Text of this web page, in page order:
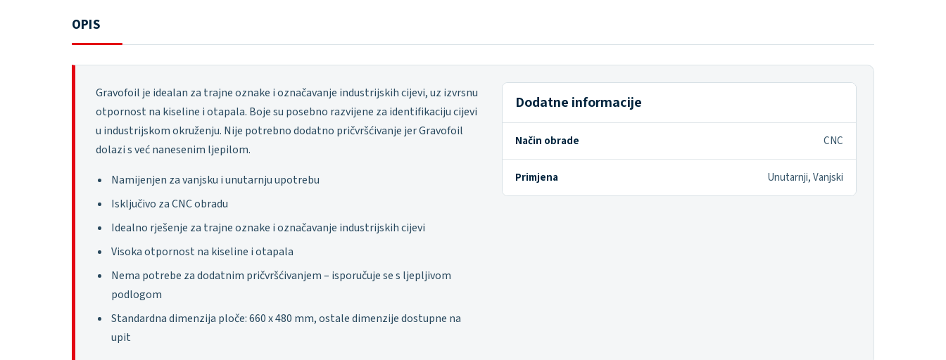
OPIS
Gravofoil je idealan za trajne oznake i označavanje industrijskih cijevi, uz izvrsnu
otpornost na kiseline i otapala. Boje su posebno razvijene za identifikaciju cijevi
u industrijskom okruženju. Nije potrebno dodatno pričvršćivanje jer Gravofoil
dolazi s već nanesenim ljepilom.
Namijenjen za vanjsku i unutarnju upotrebu
Isključivo za CNC obradu
Idealno rješenje za trajne oznake i označavanje industrijskih cijevi
Visoka otpornost na kiseline i otapala
Nema potrebe za dodatnim pričvršćivanjem – isporučuje se s ljepljivom
podlogom
Standardna dimenzija ploče: 660 x 480 mm, ostale dimenzije dostupne na
upit
Dodatne informacije
Način obrade CNC
Primjena Unutarnji, Vanjski